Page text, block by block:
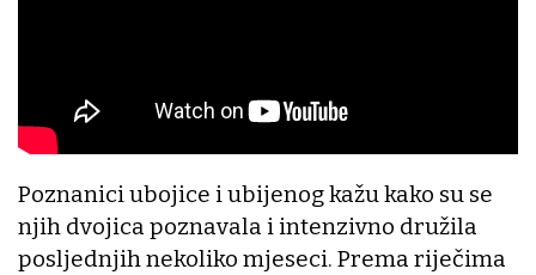
Poznanici ubojice i ubijenog kažu kako su se
njih dvojica poznavala i intenzivno družila
posljednjih nekoliko mjeseci. Prema riječima